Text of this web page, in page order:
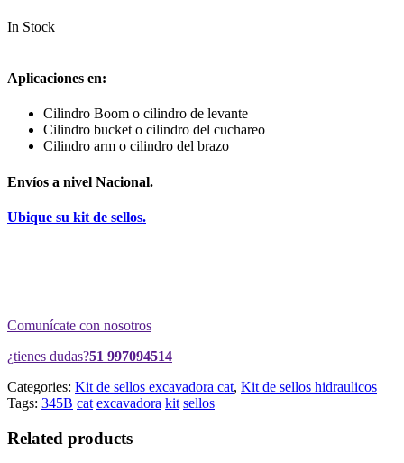
In Stock
Aplicaciones en:
Cilindro Boom o cilindro de levante
Cilindro bucket o cilindro del cuchareo
Cilindro arm o cilindro del brazo
Envíos a nivel Nacional.
Ubique su kit de sellos.
Comunícate con nosotros
¿tienes dudas?51 997094514
Categories: Kit de sellos excavadora cat, Kit de sellos hidraulicos
Tags: 345B cat excavadora kit sellos
Related products